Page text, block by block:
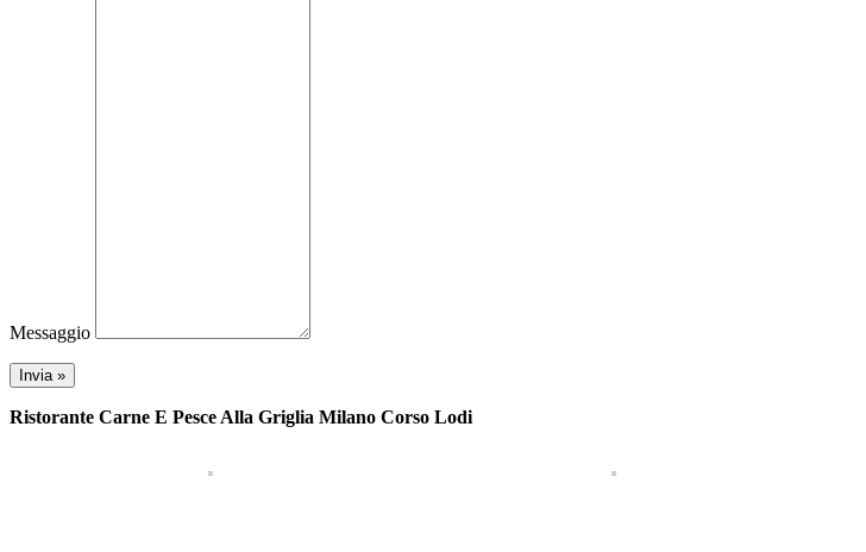
Messaggio
Ristorante Carne E Pesce Alla Griglia Milano Corso Lodi